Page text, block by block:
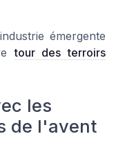
émergente
tour des terroirs
les
de l'avent